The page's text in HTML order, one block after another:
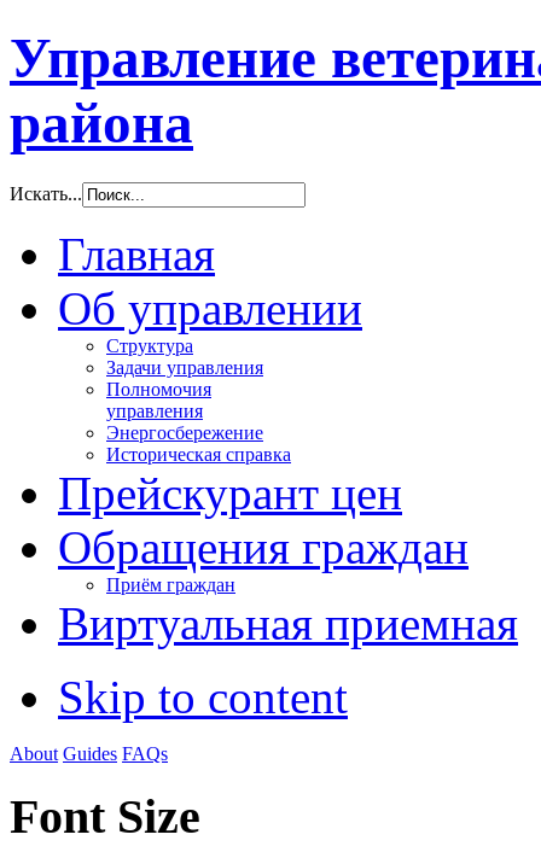
Управление
района
Искать...
Главная
Об управлении
Структура
Задачи управления
Полномочия
управления
Энергосбережение
Историческая справка
Прейскурант цен
Обращения граждан
Приём граждан
Виртуальная приемная
Skip to content
About Guides FAQs
Font Size